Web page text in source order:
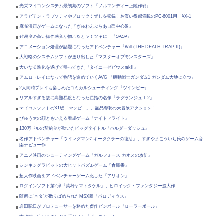
光栄マイコンシステム最初期のソフト『ノルマンディー上陸作戦』
アラビアン・ラプソディやブロックくずしを収録！お買い得感満載のPC-6001用「AX-1」
麻雀漫画がゲームになった『ぎゅわんぶらあ自己中心派』
難易度の高い操作感覚が慣れるとヤミツキに！『SASA』
アニメーション処理が話題になったアドベンチャー『Will (THE DEATH TRAP II)』
大戦略のシステムソフトが送り出した『マスターオブモンスターズ』
大いなる進化を遂げて帰ってきた『タイニーゼビウスmkII』
アムロ・レイになって物語を進めていくAVG 『機動戦士ガンダム1 ガンダム大地に立つ』
2人同時プレイも楽しめたコミカルシューティング『ツインビー』
リアルすぎる故に高難易度となった屈指の名作『ラグランジュ L-2』
マイコンソフトのX1版「マッピー」、盗品奪取の大冒険アクション！
ぴゅう太の顔ともいえる看板ゲーム『ナイトフライト』
130万ドルの契約金が動いたビッグタイトル『バルダーダッシュ』
名作アドベンチャー『ウイングマン2 キータクラーの復活』、すぎやまこういち氏のゲーム音
楽デビュー作
アニメ映画のシューティングゲーム『ガルフォース カオスの攻防』
シンキングラビットの大ヒットパズルゲーム『倉庫番』
超大作映画をアドベンチャーゲーム化した『アリオン』
ログインソフト第2弾『英雄ヤマトタケル』、ヒロイック・ファンタジー超大作
随所に“ネタ”が散りばめられたMSX版『パロディウス』
岩田聡氏がプロデューサーを務めた傑作ピンボール『ローラーボール』